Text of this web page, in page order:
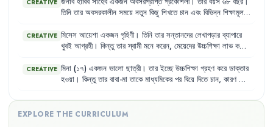
মেয়েকে অল্প বয়সে বিয়ে দিয়ে দেয়, কারণ সে মনে করে মেয়েরা পরের ঘরে
CREATIVE
তিনি তার অবসরকালীন সময়ে নতুন কিছু শিখতে চান এবং বিভিন্ন শিক্ষামূলক
যথাযোগ্য শিক্ষা ও প্রশিক্ষণ গ্রহণের অধিকার থাকা উচিত।
CREATIVE মিসেস আয়েশা একজন গৃহিণী। তিনি তার সন্তানদের লেখাপড়ার ব্যাপারে
খুবই আগ্রহী। কিন্তু তার স্বামী মনে করেন, মেয়েদের উচ্চশিক্ষা লাভ করে
তাই তিনি ছেলের লেখাপড়ার পেছনে বেশি অর্থ খরচ করেন এবং মেয়ের জন্য
কম।
CREATIVE মিনা (১৭) একজন ভালো ছাত্রী। তার ইচ্ছে উচ্চশিক্ষা গ্রহণ করে ডাক্তার
হওয়া । কিন্তু তার বাবা-মা তাকে মাধ্যমিকের পর বিয়ে দিতে চান, কারণ তারা
শ্বশুরবাড়ি চলে যাবে।
EXPLORE THE CURRICULUM